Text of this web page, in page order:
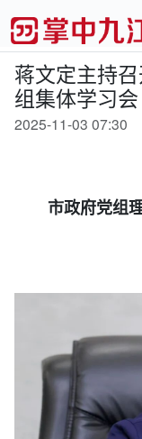
蒋文定主持
组集体学习会
2025-11-03 07:30
市政府党组